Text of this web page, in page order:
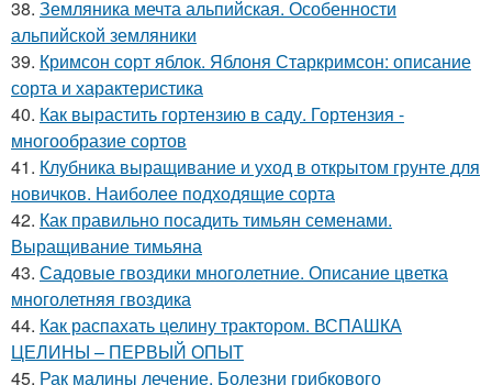
38. Земляника мечта альпийская. Особенности
альпийской земляники
39. Кримсон сорт яблок. Яблоня Старкримсон: описание
сорта и характеристика
40. Как вырастить гортензию в саду. Гортензия -
многообразие сортов
41. Клубника выращивание и уход в открытом грунте для
новичков. Наиболее подходящие сорта
42. Как правильно посадить тимьян семенами.
Выращивание тимьяна
43. Садовые гвоздики многолетние. Описание цветка
многолетняя гвоздика
44. Как распахать целину трактором. ВСПАШКА
ЦЕЛИНЫ – ПЕРВЫЙ ОПЫТ
45. Рак малины лечение. Болезни грибкового